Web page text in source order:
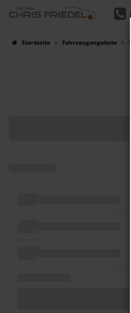
Zum
springen
Startseite Fahrzeugangebote